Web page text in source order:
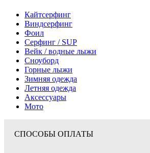
Кайтсерфинг
Виндсерфинг
Фоил
Серфинг / SUP
Вейк / водные лыжи
Сноуборд
Горные лыжи
Зимняя одежда
Летняя одежда
Аксессуары
Мото
СПОСОБЫ ОПЛАТЫ